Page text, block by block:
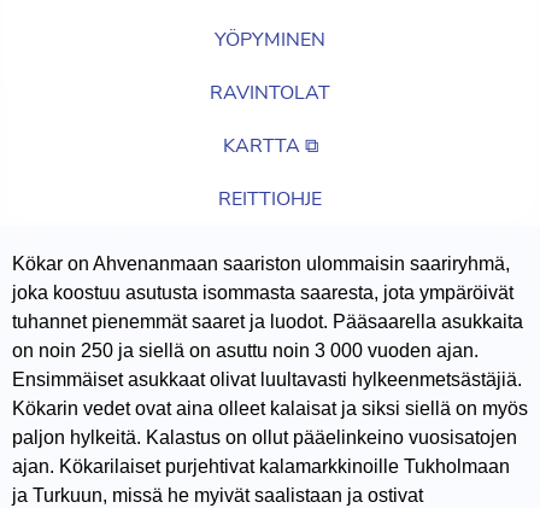
YÖPYMINEN
RAVINTOLAT
KARTTA ⧉
REITTIOHJE
Kökar on Ahvenanmaan saariston ulommaisin saariryhmä,
joka koostuu asutusta isommasta saaresta, jota ympäröivät
tuhannet pienemmät saaret ja luodot. Pääsaarella asukkaita
on noin 250 ja siellä on asuttu noin 3 000 vuoden ajan.
Ensimmäiset asukkaat olivat luultavasti hylkeenmetsästäjiä.
Kökarin vedet ovat aina olleet kalaisat ja siksi siellä on myös
paljon hylkeitä. Kalastus on ollut pääelinkeino vuosisatojen
ajan. Kökarilaiset purjehtivat kalamarkkinoille Tukholmaan
ja Turkuun, missä he myivät saalistaan ja ostivat